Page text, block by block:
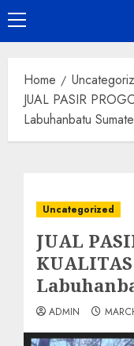
Primary
Menu
Home
JUAL PASIR
Labuhanbatu
Uncategorized
JUAL
ADMIN